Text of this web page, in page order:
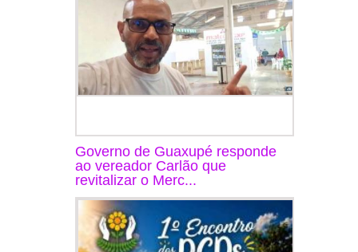
Governo de Guaxupé responde
ao vereador Carlão que
revitalizar o Merc...